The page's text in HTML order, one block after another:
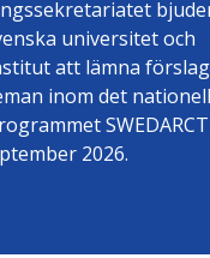
universitet och
att lämna
inom det
2026.